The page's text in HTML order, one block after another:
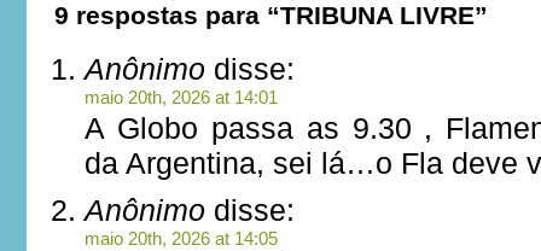
9 respostas para “TRIBUNA LIVRE”
Anônimo disse:
maio 20th, 2026 at 14:01
A Globo passa as 9.30 ,
da Argentina, sei lá…o Fla deve
Anônimo disse:
maio 20th, 2026 at 14:05